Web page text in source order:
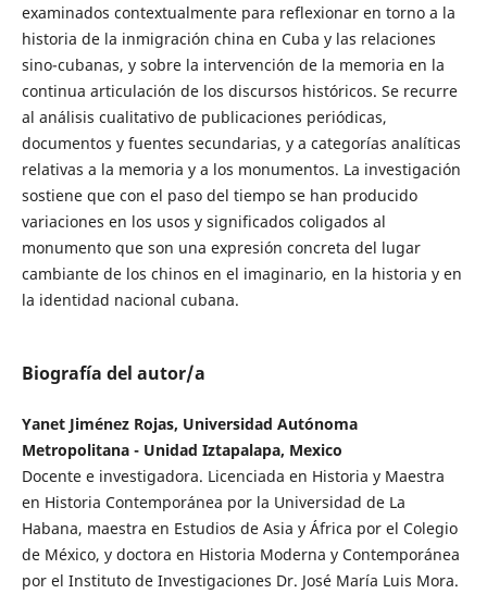
examinados contextualmente para reflexionar en torno a la
historia de la inmigración china en Cuba y las relaciones
sino-cubanas, y sobre la intervención de la memoria en la
continua articulación de los discursos históricos. Se recurre
al análisis cualitativo de publicaciones periódicas,
documentos y fuentes secundarias, y a categorías analíticas
relativas a la memoria y a los monumentos. La investigación
sostiene que con el paso del tiempo se han producido
variaciones en los usos y significados coligados al
monumento que son una expresión concreta del lugar
cambiante de los chinos en el imaginario, en la historia y en
la identidad nacional cubana.
Biografía del autor/a
Yanet Jiménez Rojas, Universidad Autónoma
Metropolitana - Unidad Iztapalapa, Mexico
Docente e investigadora. Licenciada en Historia y Maestra
en Historia Contemporánea por la Universidad de La
Habana, maestra en Estudios de Asia y África por el Colegio
de México, y doctora en Historia Moderna y Contemporánea
por el Instituto de Investigaciones Dr. José María Luis Mora.